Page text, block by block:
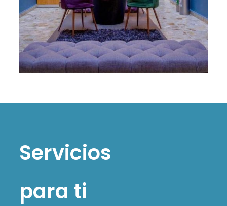
Servicios
para ti